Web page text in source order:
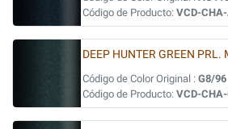
Código de Producto: VCD-
DEEP HUNTER GREEN PRL.
Código de Color Original : G8/96
Código de Producto: VCD-